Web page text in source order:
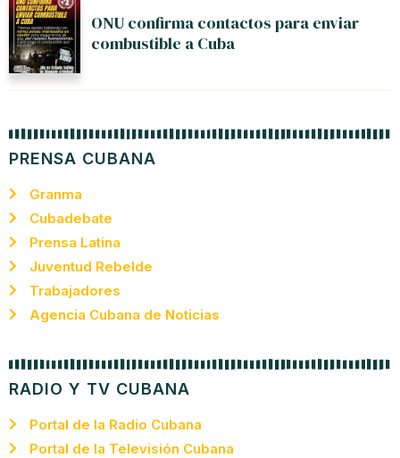
ONU confirma contactos para enviar
combustible a Cuba
PRENSA CUBANA
Granma
Cubadebate
Prensa Latina
Juventud Rebelde
Trabajadores
Agencia Cubana de Noticias
RADIO Y TV CUBANA
Portal de la Radio Cubana
Portal de la Televisión Cubana